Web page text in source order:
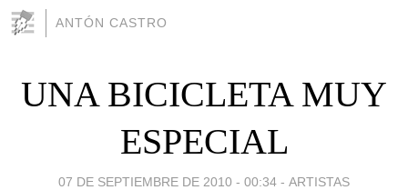
ANTÓN CASTRO
UNA BICICLETA MUY
ESPECIAL
07 DE SEPTIEMBRE DE 2010 - 00:34 - ARTISTAS